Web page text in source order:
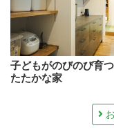
子どもがのびのび育
たたかな家